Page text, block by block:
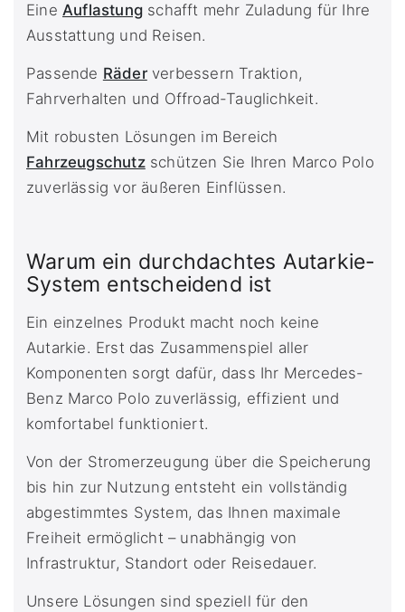
Eine Auflastung schafft mehr Zuladung für Ihre
Ausstattung und Reisen.
Passende Räderverbessern Traktion,
Fahrverhalten und Offroad-Tauglichkeit.
Mit robusten Lösungen im Bereich
Fahrzeugschutzschützen Sie Ihren Marco Polo
zuverlässig vor äußeren Einflüssen.
Warum ein durchdachtes Autarkie-
System entscheidend ist
Ein einzelnes Produkt macht noch keine
Autarkie. Erst das Zusammenspiel aller
Komponenten sorgt dafür, dass Ihr Mercedes-
Benz Marco Polo zuverlässig, effizient und
komfortabel funktioniert.
Von der Stromerzeugung über die Speicherung
bis hin zur Nutzung entsteht ein vollständig
abgestimmtes System, das Ihnen maximale
Freiheit ermöglicht – unabhängig von
Infrastruktur, Standort oder Reisedauer.
Unsere Lösungen sind speziell für den